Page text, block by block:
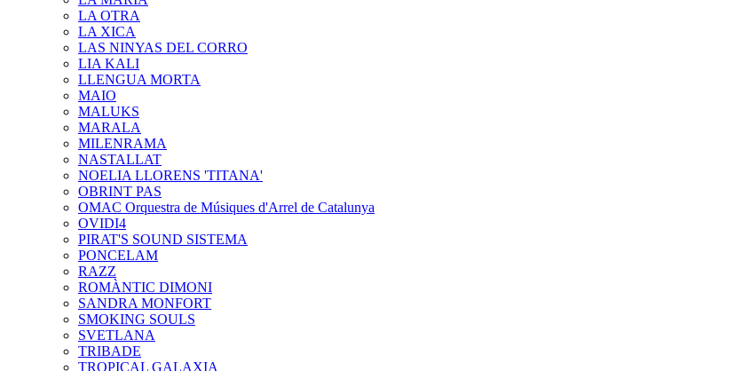
LA OTRA
LA XICA
LAS NINYAS DEL CORRO
LIA KALI
LLENGUA MORTA
MAIO
MALUKS
MARALA
MILENRAMA
NASTALLAT
NOELIA LLORENS 'TITANA'
OBRINT PAS
OMAC Orquestra de Músiques d'Arrel de Catalunya
OVIDI4
PIRAT'S SOUND SISTEMA
PONCELAM
RAZZ
ROMÀNTIC DIMONI
SANDRA MONFORT
SMOKING SOULS
SVETLANA
TRIBADE
TROPICAL GALAXIA